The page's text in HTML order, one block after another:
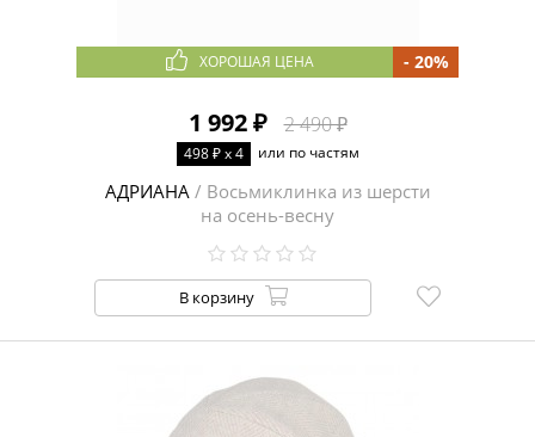
ХОРОШАЯ ЦЕНА
1 992 ₽ 2 490 ₽
- 20%
498 ₽ x 4 или по частям
АДРИАНА / Восьмиклинка из шерсти
на осень-весну
В корзину